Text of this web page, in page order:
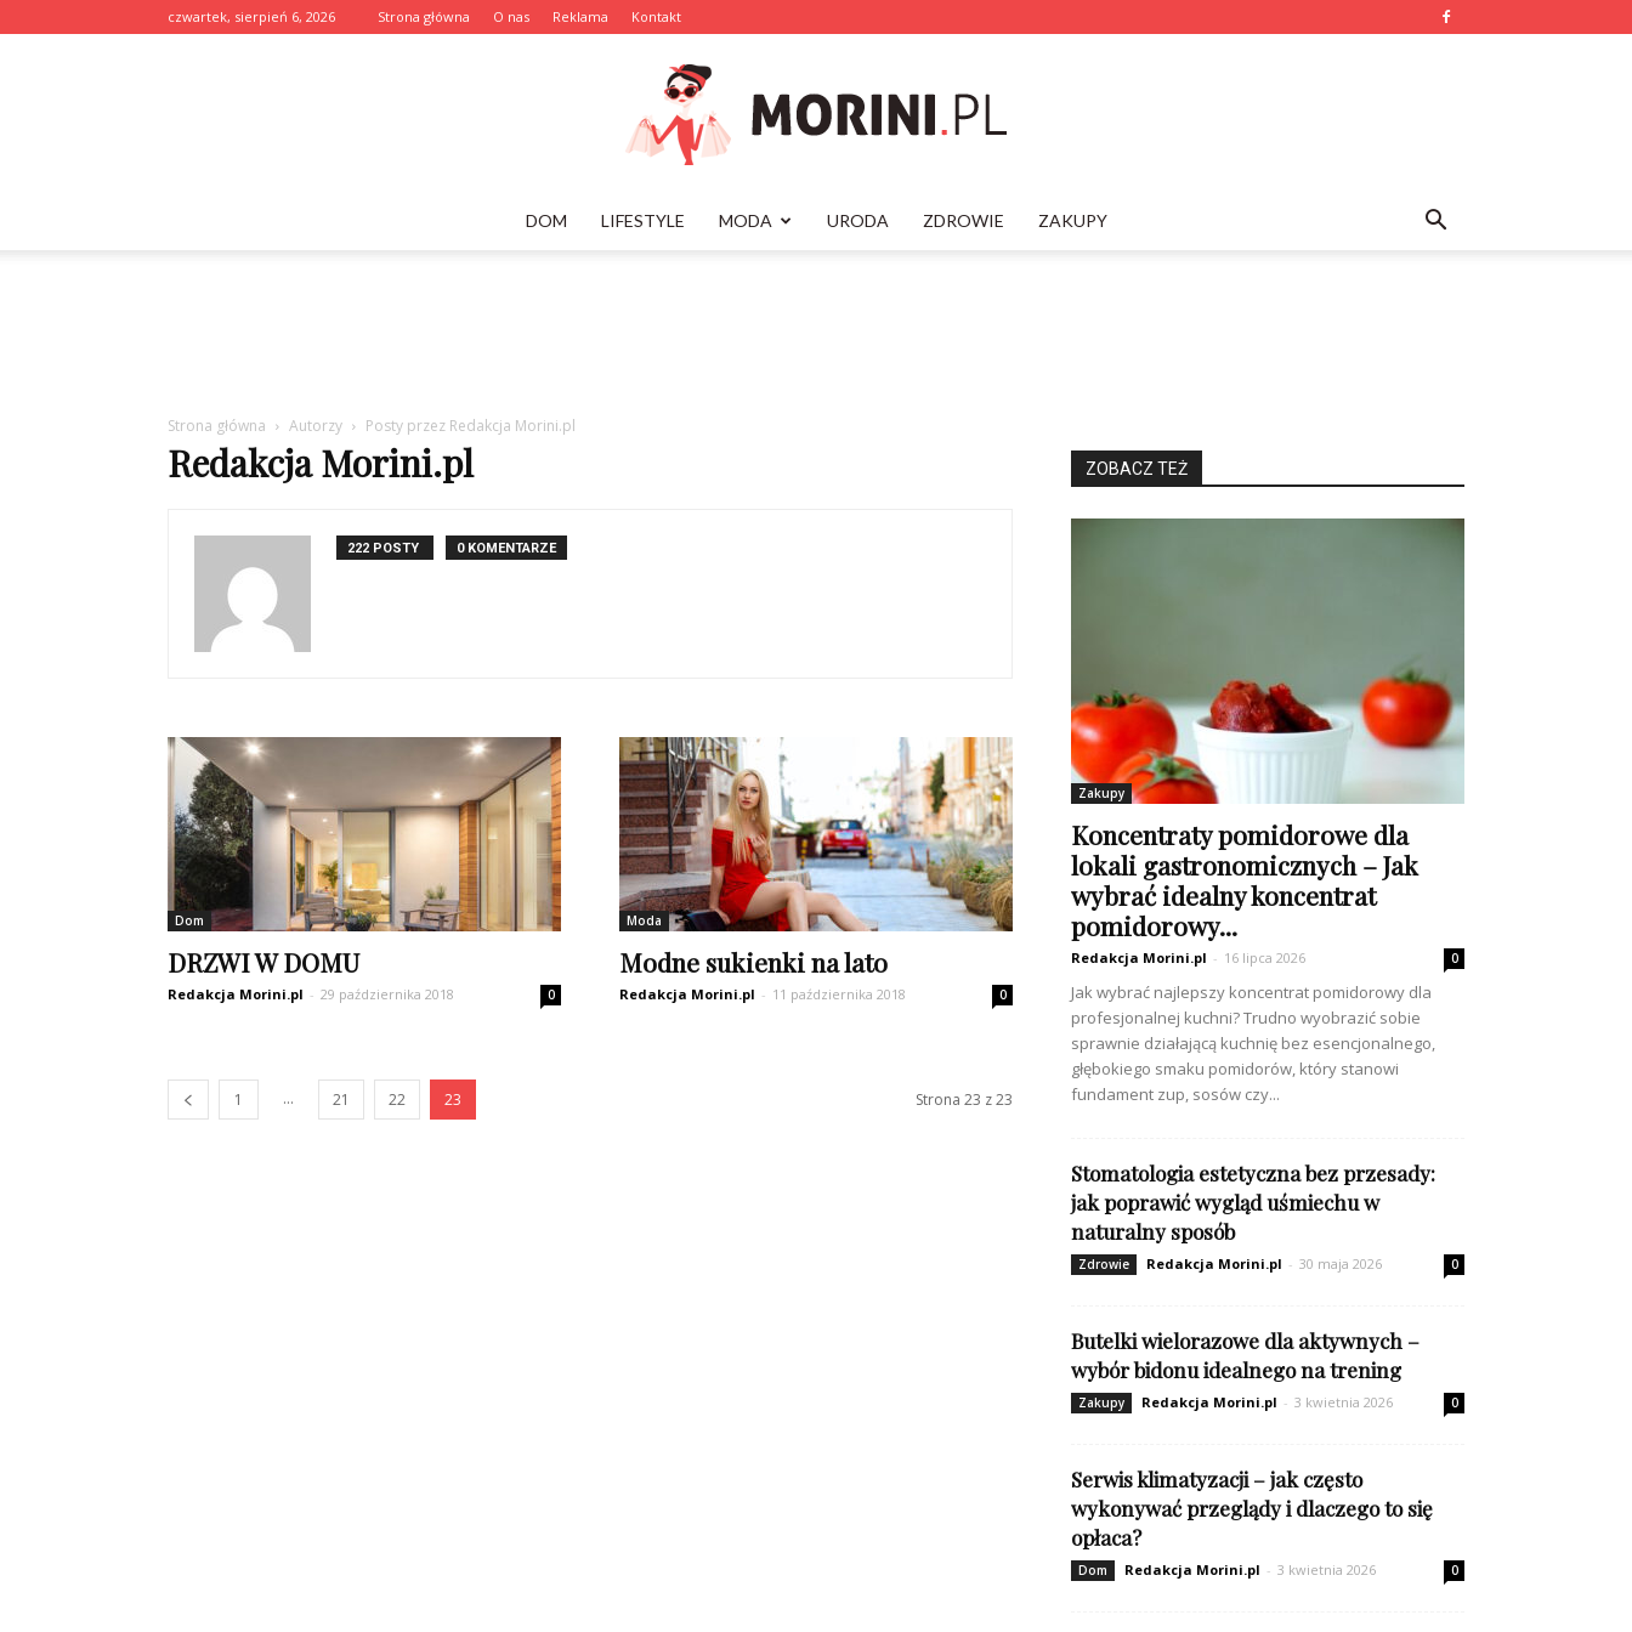
czwartek, sierpień 6, 2026 Strona główna O nas Reklama Kontakt
DOM LIFESTYLE MODA URODA ZDROWIE ZAKUPY
Strona główna Autorzy Posty przez Redakcja Morini.pl
Redakcja Morini.pl
222 POSTY 0 KOMENTARZE
Dom
DRZWI W DOMU
Redakcja Morini.pl - 29 października 2018 0
Moda
Modne sukienki na lato
Redakcja Morini.pl - 11 października 2018 0
1 ... 21 22 23 Strona 23 z 23
ZOBACZ TEŻ
Zakupy
Koncentraty pomidorowe dla
lokali gastronomicznych – Jak
wybrać idealny koncentrat
pomidorowy...
Redakcja Morini.pl - 16 lipca 2026 0
Jak wybrać najlepszy koncentrat pomidorowy dla
profesjonalnej kuchni? Trudno wyobrazić sobie
sprawnie działającą kuchnię bez esencjonalnego,
głębokiego smaku pomidorów, który stanowi
fundament zup, sosów czy...
Stomatologia estetyczna bez przesady:
jak poprawić wygląd uśmiechu w
naturalny sposób
Zdrowie Redakcja Morini.pl - 30 maja 2026 0
Butelki wielorazowe dla aktywnych –
wybór bidonu idealnego na trening
Zakupy Redakcja Morini.pl - 3 kwietnia 2026 0
Serwis klimatyzacji – jak często
wykonywać przeglądy i dlaczego to się
opłaca?
Dom Redakcja Morini.pl - 3 kwietnia 2026 0